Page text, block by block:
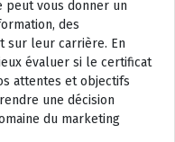
peut vous donner un
des
sur leur carrière. En
évaluer si le certificat
attentes et objectifs
une décision
du marketing